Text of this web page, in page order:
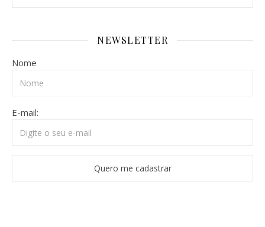
NEWSLETTER
Nome
E-mail: